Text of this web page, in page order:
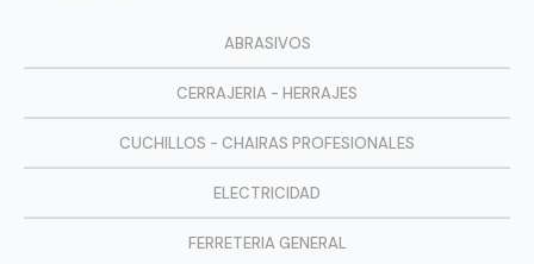
ABRASIVOS
CERRAJERIA - HERRAJES
CUCHILLOS - CHAIRAS PROFESIONALES
ELECTRICIDAD
FERRETERIA GENERAL